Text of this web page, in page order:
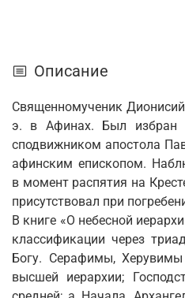
Описание
Священномученик
э. в Афинах. Был избран
сподвижником апостола
афинским епископом.
в момент распятия на
присутствовал при
В книге «О небесной
классификации через
Богу. Серафимы,
высшей иерархии;